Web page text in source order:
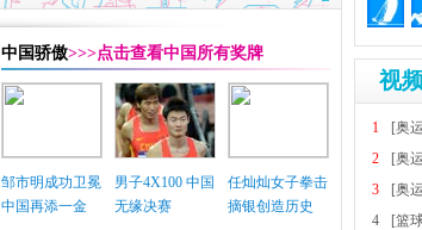
中国骄傲>>>点击查看中国所有奖牌
邹市明成功卫冕
中国再添一金
男子4X100 中国
无缘决赛
任灿灿女子拳击
摘银创造历史
视
1
[奥
2
[奥
3
[奥
4
[篮